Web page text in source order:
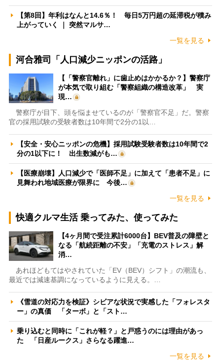
【第8回】年利はなんと14.6％！ 毎日5万円超の延滞税が積み
上がっていく ｜ 突然マルサ…
一覧を見る
河合雅司「人口減少ニッポンの活路」
【「警察官離れ」に歯止めはかかるか？】警察庁
が本気で取り組む「警察組織の構造改革」 実
現…
警察庁が目下、頭を悩ませているのが「警察官不足」だ。警察
官の採用試験の受験者数は10年間で2分の1以…
【安全・安心ニッポンの危機】採用試験受験者数は10年間で2
分の1以下に！ 出生数減がも…
【医療崩壊】人口減少で「医師不足」に加えて「患者不足」に
見舞われ地域医療が限界に 今後…
一覧を見る
快適クルマ生活 乗ってみた、使ってみた
【4ヶ月間で受注累計6000台】BEV普及の障壁と
なる「航続距離の不安」「充電のストレス」解
消…
あれほどもてはやされていた「EV（BEV）シフト」の潮流も、
最近では減速基調になっているように見える。…
《雪道の対応力を検証》シビアな状況で実感した「フォレスタ
ー」の真価 「ターボ」と「スト…
乗り込むと同時に「これが軽？」と戸惑うのには理由があっ
た 「日産ルークス」さらなる躍進…
一覧を見る